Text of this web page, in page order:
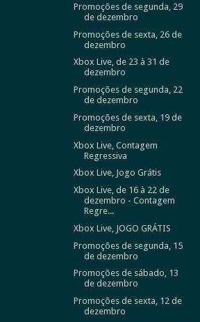
Promoções de segunda, 29
de dezembro
Promoções de sexta, 26 de
dezembro
Xbox Live, de 23 à 31 de
dezembro
Promoções de segunda, 22
de dezembro
Promoções de sexta, 19 de
dezembro
Xbox Live, Contagem
Regressiva
Xbox Live, Jogo Grátis
Xbox Live, de 16 à 22 de
dezembro - Contagem
Regre...
Xbox Live, JOGO GRÁTIS
Promoções de segunda, 15
de dezembro
Promoções de sábado, 13
de dezembro
Promoções de sexta, 12 de
dezembro